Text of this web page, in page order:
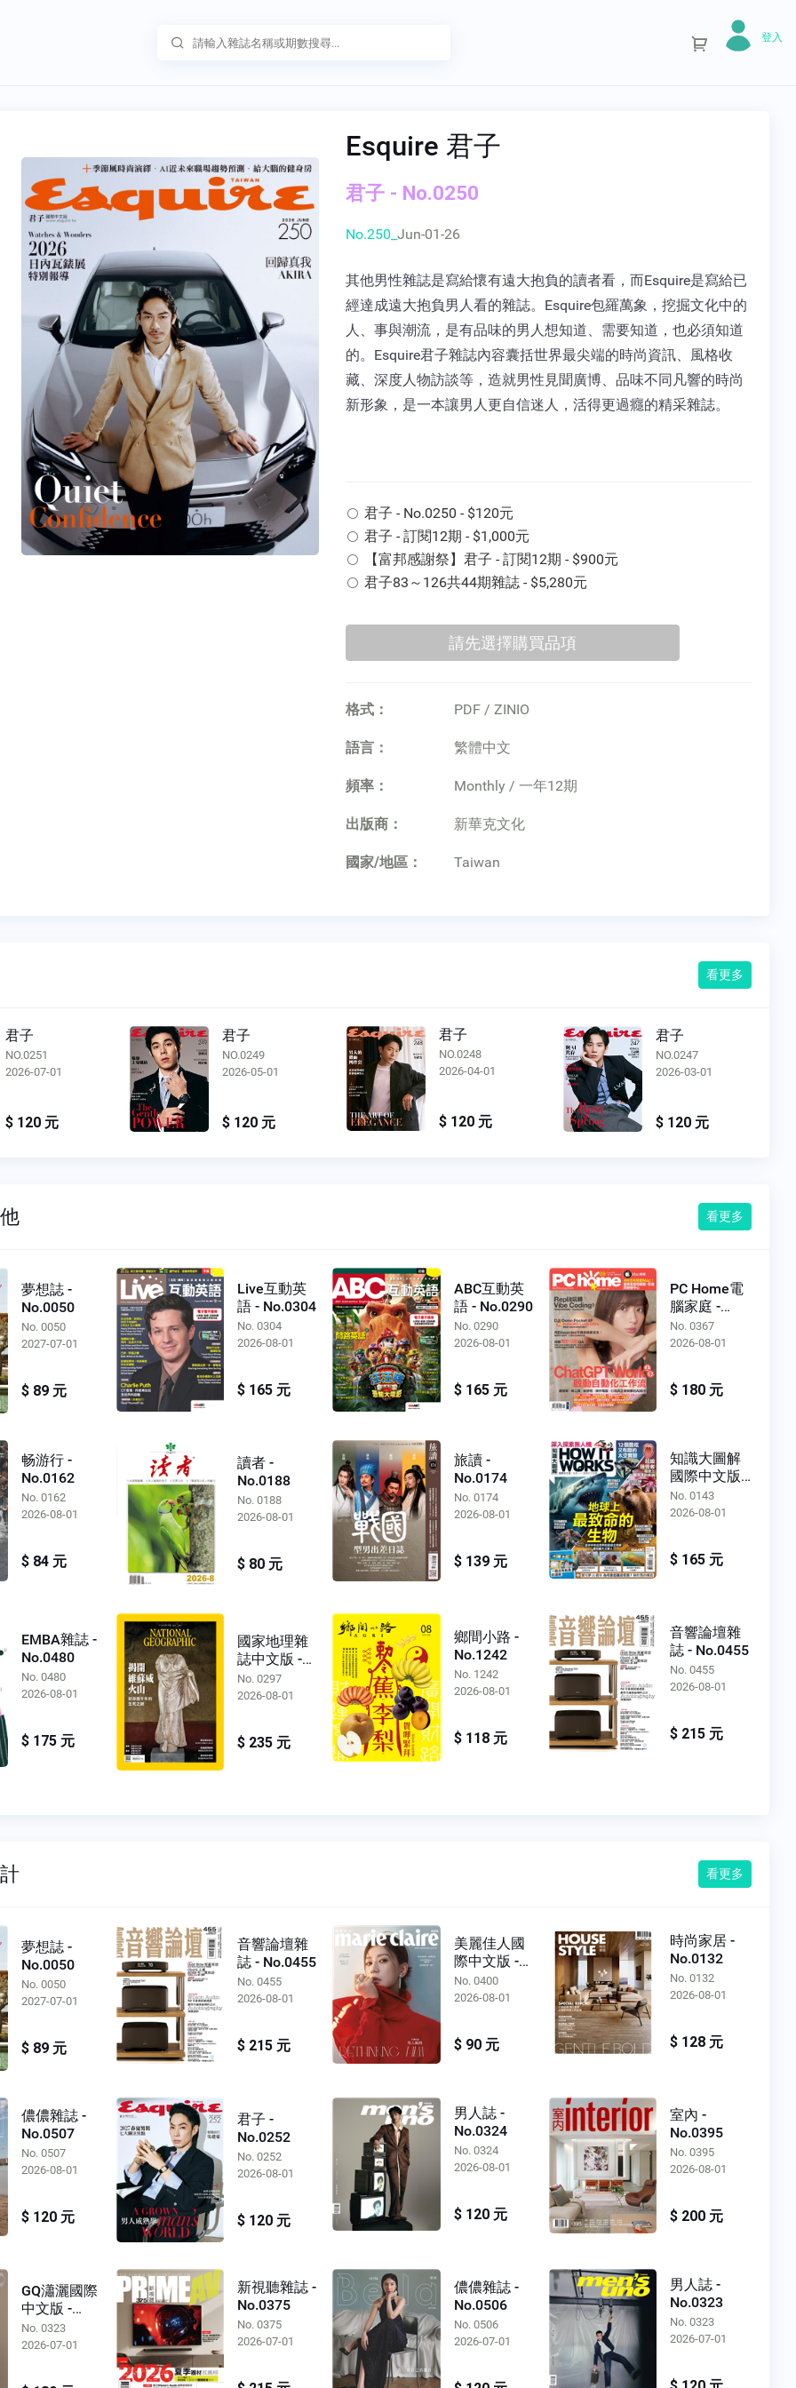
登入
Esquire 君子
君子 - No.0250
No.250_ Jun-01-26
其他男性雜誌是寫給懷有遠大抱負的讀者看，而Esquire是寫給已
經達成遠大抱負男人看的雜誌。Esquire包羅萬象，挖掘文化中的
人、事與潮流，是有品味的男人想知道、需要知道，也必須知道
的。Esquire君子雜誌內容囊括世界最尖端的時尚資訊、風格收
藏、深度人物訪談等，造就男性見聞廣博、品味不同凡響的時尚
新形象，是一本讓男人更自信迷人，活得更過癮的精采雜誌。
君子 - No.0250 - $120元
君子 - 訂閱12期 - $1,000元
【富邦感謝祭】君子 - 訂閱12期 - $900元
君子83～126共44期雜誌 - $5,280元
格式： PDF / ZINIO
語言： 繁體中文
頻率： Monthly / 一年12期
出版商： 新華克文化
國家/地區： Taiwan
看更多
君子
NO.0251
2026-07-01
$ 120 元
君子
NO.0249
2026-05-01
$ 120 元
君子
NO.0248
2026-04-01
$ 120 元
君子
NO.0247
2026-03-01
$ 120 元
看更多
夢想誌 -
No.0050
No. 0050
2027-07-01
$ 89 元
Live互動英
語 - No.0304
No. 0304
2026-08-01
$ 165 元
ABC互動英
語 - No.0290
No. 0290
2026-08-01
$ 165 元
PC Home電
腦家庭 -
No.0367
No. 0367
2026-08-01
$ 180 元
畅游行 -
No.0162
No. 0162
2026-08-01
$ 84 元
讀者 -
No.0188
No. 0188
2026-08-01
$ 80 元
旅讀 -
No.0174
No. 0174
2026-08-01
$ 139 元
知識大圖解
國際中文版 -
No.0143
No. 0143
2026-08-01
$ 165 元
EMBA雜誌 -
No.0480
No. 0480
2026-08-01
$ 175 元
國家地理雜
誌中文版 -
No.0297
No. 0297
2026-08-01
$ 235 元
鄉間小路 -
No.1242
No. 1242
2026-08-01
$ 118 元
音響論壇雜
誌 - No.0455
No. 0455
2026-08-01
$ 215 元
看更多
夢想誌 -
No.0050
No. 0050
2027-07-01
$ 89 元
音響論壇雜
誌 - No.0455
No. 0455
2026-08-01
$ 215 元
美麗佳人國
際中文版 -
No.0400
No. 0400
2026-08-01
$ 90 元
時尚家居 -
No.0132
No. 0132
2026-08-01
$ 128 元
儂儂雜誌 -
No.0507
No. 0507
2026-08-01
$ 120 元
君子 -
No.0252
No. 0252
2026-08-01
$ 120 元
男人誌 -
No.0324
No. 0324
2026-08-01
$ 120 元
室內 -
No.0395
No. 0395
2026-08-01
$ 200 元
GQ瀟灑國際
中文版 -
No.0323
No. 0323
2026-07-01
新視聽雜誌 -
No.0375
No. 0375
2026-07-01
儂儂雜誌 -
No.0506
No. 0506
2026-07-01
男人誌 -
No.0323
No. 0323
2026-07-01